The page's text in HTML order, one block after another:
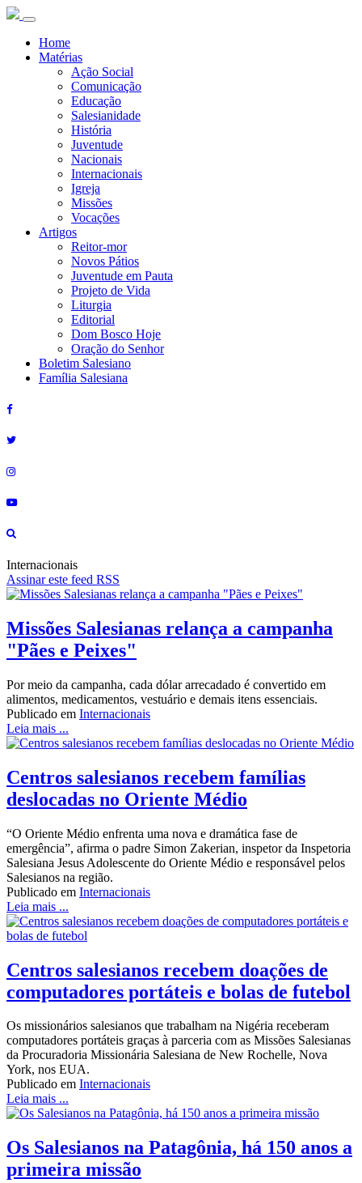
Home
Matérias
Ação Social
Comunicação
Educação
Salesianidade
História
Juventude
Nacionais
Internacionais
Igreja
Missões
Vocações
Artigos
Reitor-mor
Novos Pátios
Juventude em Pauta
Projeto de Vida
Liturgia
Editorial
Dom Bosco Hoje
Oração do Senhor
Boletim Salesiano
Família Salesiana
Internacionais
Assinar este feed RSS
Missões Salesianas relança a campanha
"Pães e Peixes"
Por meio da campanha, cada dólar arrecadado é convertido em
alimentos, medicamentos, vestuário e demais itens essenciais.
Publicado em Internacionais
Leia mais ...
Centros salesianos recebem famílias
deslocadas no Oriente Médio
“O Oriente Médio enfrenta uma nova e dramática fase de
emergência”, afirma o padre Simon Zakerian, inspetor da Inspetoria
Salesiana Jesus Adolescente do Oriente Médio e responsável pelos
Salesianos na região.
Publicado em Internacionais
Leia mais ...
Centros salesianos recebem doações de
computadores portáteis e bolas de futebol
Os missionários salesianos que trabalham na Nigéria receberam
computadores portáteis graças à parceria com as Missões Salesianas
da Procuradoria Missionária Salesiana de New Rochelle, Nova
York, nos EUA.
Publicado em Internacionais
Leia mais ...
Os Salesianos na Patagônia, há 150 anos a
primeira missão